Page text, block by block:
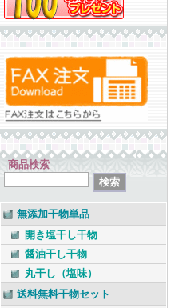
商品検索
無添加干物単品
開き塩干し干物
醤油干し干物
丸干し（塩味）
送料無料干物セット